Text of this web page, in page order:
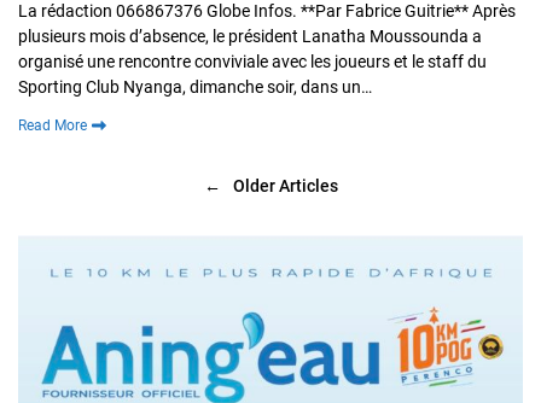
La rédaction 066867376 Globe Infos. **Par Fabrice Guitrie** Après
plusieurs mois d’absence, le président Lanatha Moussounda a
organisé une rencontre conviviale avec les joueurs et le staff du
Sporting Club Nyanga, dimanche soir, dans un…
Read More
← Older Articles